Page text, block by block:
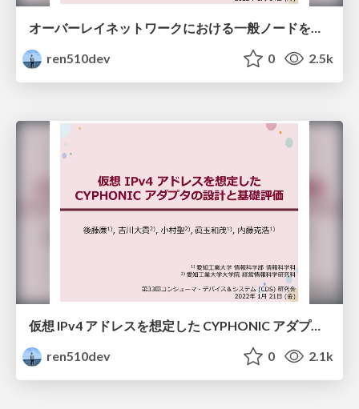
オーバーレイネットワークにおける一般ノードをサポートする CYPHONIC アダプタの研究
ren510dev
0 2.5k
仮想 IPv4 アドレスを想定した CYPHONIC アダプタの設計と基礎評価
ren510dev
0 2.1k